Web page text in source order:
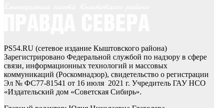
PS54.RU (сетевое издание Кыштовского района)
Зарегистрировано Федеральной службой по надзору в сфере
связи, информационных технологий и массовых
коммуникаций (Роскомнадзор), свидетельство о регистрации
Эл № ФС77-81541 от 16 июля 2021 г. Учредитель ГАУ НСО
«Издательский дом «Советская Сибирь».